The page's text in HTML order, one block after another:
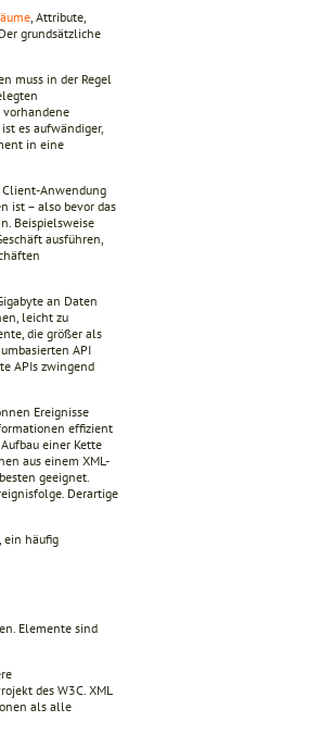
, Attribute,
grundsätzliche
muss in der Regel
vorhandene
es aufwändiger,
in eine
Client-Anwendung
ist – also bevor das
Beispielsweise
ausführen,
an Daten
leicht zu
die größer als
API
APIs zwingend
Ereignisse
effizient
einer Kette
aus einem XML-
geeignet.
Derartige
, ein häufig
Elemente sind
des W3C. XML
als alle